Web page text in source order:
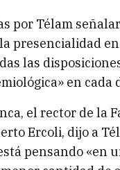
Télam
presencialidad
las
en cada
el rector de la
Ercoli, dijo a
pensando «en